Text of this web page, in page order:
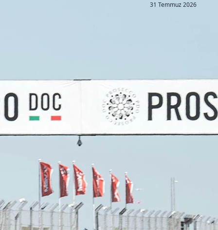
31 Temmuz 2026
Copyright © 2026 - All right reserved by RaceResult